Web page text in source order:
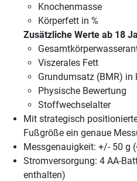
Knochenmasse
Körperfett in %
Zusätzliche Werte ab 18
Viszerales Fett
Grundumsatz (BMR) in
Physische Bewertung
Stoffwechselalter
Mit strategisch
Fußgröße ein genaue
Messgenauigkeit: +/- 50 g
Stromversorgung: 4 AA-
enthalten)